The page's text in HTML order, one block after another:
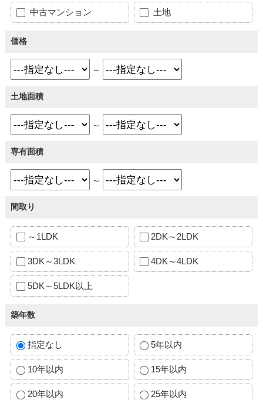
中古マンション 土地
価格
～
土地面積
～
専有面積
～
間取り
～1LDK 2DK～2LDK
3DK～3LDK 4DK～4LDK
5DK～5LDK以上
築年数
指定なし 5年以内
10年以内 15年以内
20年以内 25年以内